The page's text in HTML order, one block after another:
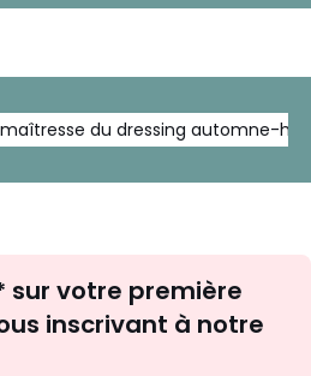
du dressing automne-
newsletter
sur votre première
inscrivant à notre